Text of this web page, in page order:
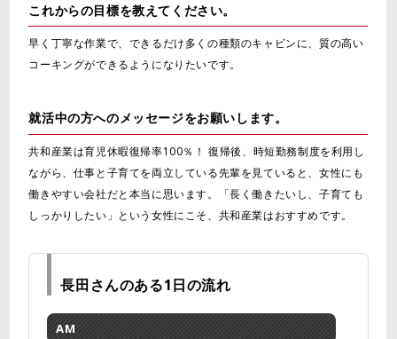
これからの目標を教えてください。
早く丁寧な作業で、できるだけ多くの種類のキャビンに、質の高い
コーキングができるようになりたいです。
就活中の方へのメッセージをお願いします。
共和産業は育児休暇復帰率100％！ 復帰後、時短勤務制度を利用し
ながら、仕事と子育てを両立している先輩を見ていると、女性にも
働きやすい会社だと本当に思います。「長く働きたいし、子育ても
しっかりしたい」という女性にこそ、共和産業はおすすめです。
長田さんのある1日の流れ
AM